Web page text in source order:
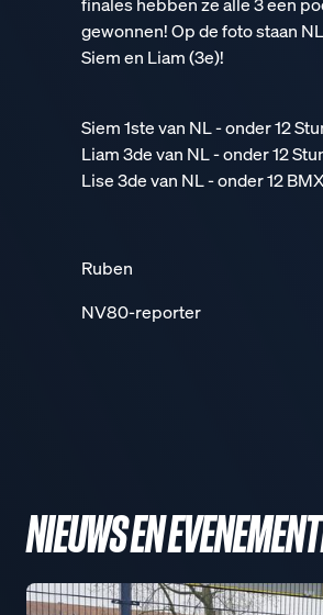
gewonnen! Op de foto staan
Siem en Liam (3e)!
Siem 1ste van NL - onder 12
Liam 3de van NL - onder 12
Lise 3de van NL - onder 12
Ruben
NV80-reporter
NIEUWS EN